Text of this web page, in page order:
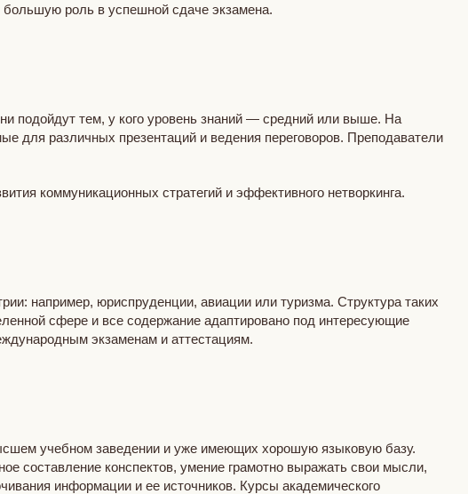
роль в успешной сдаче экзамена.
подойдут тем, у кого уровень знаний — средний или выше. На
для различных презентаций и ведения переговоров. Преподаватели
коммуникационных стратегий и эффективного нетворкинга.
например, юриспруденции, авиации или туризма. Структура таких
сфере и все содержание адаптировано под интересующие
экзаменам и аттестациям.
учебном заведении и уже имеющих хорошую языковую базу.
составление конспектов, умение грамотно выражать свои мысли,
информации и ее источников. Курсы академического